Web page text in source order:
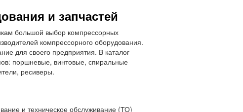
и запчастей
большой выбор компрессорных
компрессорного оборудования.
для своего предприятия. В каталог
поршневые, винтовые, спиральные
ресиверы.
и техническое обслуживание (ТО)